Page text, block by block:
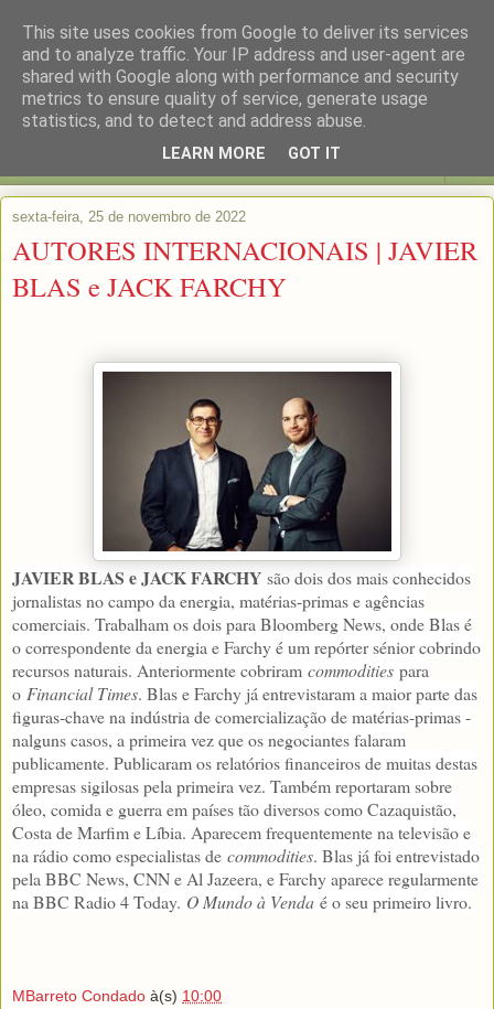
sexta-feira, 25 de novembro de 2022
AUTORES INTERNACIONAIS | JAVIER
BLAS e JACK FARCHY
JAVIER BLAS e JACK FARCHY são dois dos mais conhecidos
jornalistas no campo da energia, matérias-primas e agências
comerciais. Trabalham os dois para Bloomberg News, onde Blas é
o correspondente da energia e Farchy é um repórter sénior cobrindo
recursos naturais. Anteriormente cobriram commodities para
o Financial Times. Blas e Farchy já entrevistaram a maior parte das
figuras‑chave na indústria de comercialização de matérias-primas -
nalguns casos, a primeira vez que os negociantes falaram
publicamente. Publicaram os relatórios financeiros de muitas destas
empresas sigilosas pela primeira vez. Também reportaram sobre
óleo, comida e guerra em países tão diversos como Cazaquistão,
Costa de Marfim e Líbia. Aparecem frequentemente na televisão e
na rádio como especialistas de commodities. Blas já foi entrevistado
pela BBC News, CNN e Al Jazeera, e Farchy aparece regularmente
na BBC Radio 4 Today. O Mundo à Venda é o seu primeiro livro.
MBarreto Condado à(s) 10:00
This site uses cookies from Google to deliver its services
and to analyze traffic. Your IP address and user-agent are
shared with Google along with performance and security
metrics to ensure quality of service, generate usage
statistics, and to detect and address abuse.
LEARN MORE GOT IT